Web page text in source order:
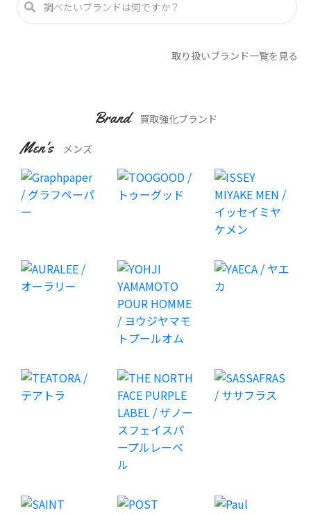
取り扱いブランド一覧を見る
Brand 買取強化ブランド
Men's メンズ